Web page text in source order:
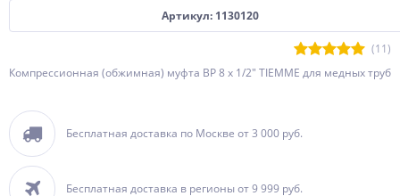
Артикул: 1130120
(11)
Компрессионная (обжимная) муфта ВР 8 x 1/2" TIEMME для медных труб
Бесплатная доставка по Москве от 3 000 руб.
Бесплатная доставка в регионы от 9 999 руб.